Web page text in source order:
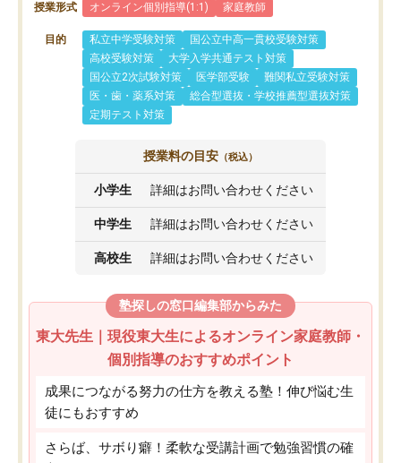
授業形式 オンライン個別指導(1:1) 家庭教師
目的 私立中学受験対策
国公立中高一貫校受験対策
高校受験対策
大学入学共通テスト対策
国公立2次試験対策
医学部受験
難関私立受験対策
医・歯・薬系対策
総合型選抜・学校推薦型選抜対策
定期テスト対策
授業料の目安 （税込）
小学生 詳細はお問い合わせください
中学生 詳細はお問い合わせください
高校生 詳細はお問い合わせください
塾探しの窓口編集部からみた
東大先生｜現役東大生によるオンライン家庭教師・
個別指導のおすすめポイント
成果につながる努力の仕方を教える塾！伸び悩む生
徒にもおすすめ
さらば、サボり癖！柔軟な受講計画で勉強習慣の確